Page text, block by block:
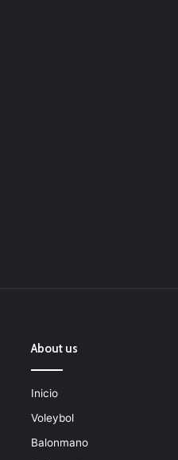
About us
Inicio
Voleybol
Balonmano